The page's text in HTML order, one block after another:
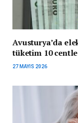
Avusturya’da
tüketim 10 centle
27 MAYIS 2026